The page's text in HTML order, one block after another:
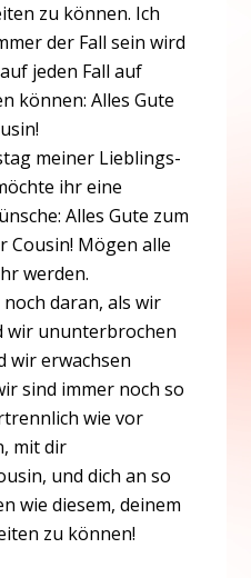
zu können. Ich
der Fall sein wird
jeden Fall auf
können: Alles Gute
meiner Lieblings-
ihr eine
Alles Gute zum
Cousin! Mögen alle
werden.
daran, als wir
wir ununterbrochen
wir erwachsen
sind immer noch so
wie vor
mit dir
und dich an so
wie diesem, deinem
zu können!